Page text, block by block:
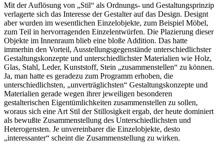
Mit der Auflösung von „Stil“ als Ordnungs- und Gestaltungsprinzip
verlagerte sich das Interesse der Gestalter auf das Design. Designt
aber wurden im wesentlichen Einzelobjekte, zum Beispiel Möbel,
zum Teil in hervorragenden Einzelentwürfen. Die Plazierung dieser
Objekte im Innenraum blieb eine bloße Addition. Das hatte
immerhin den Vorteil, Ausstellungsgegenstände unterschiedlichster
Gestaltungskonzepte und unterschiedlichster Materialien wie Holz,
Glas, Stahl, Leder, Kunststoff, Stein „zusammenstellen“ zu können.
Ja, man hatte es geradezu zum Programm erhoben, die
unterschiedlichsten, „unverträglichsten“ Gestaltungskonzepte und
Materialien gerade wegen ihrer jeweiligen besonderen
gestalterischen Eigentümlichkeiten zusammenstellen zu sollen,
woraus sich eine Art Stil der Stillosigkeit ergab, der heute dominiert
als bewußte Zusammenstellung des Unterschiedlichsten und
Heterogensten. Je unvereinbarer die Einzelobjekte, desto
„interessanter“ scheint die Zusammenstellung zu wirken.